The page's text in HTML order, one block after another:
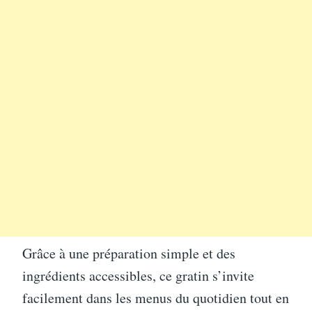
Grâce à une préparation simple et des
ingrédients accessibles, ce gratin s’invite
facilement dans les menus du quotidien tout en